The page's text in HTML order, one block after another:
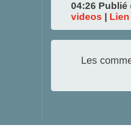
04:26
videos
Les